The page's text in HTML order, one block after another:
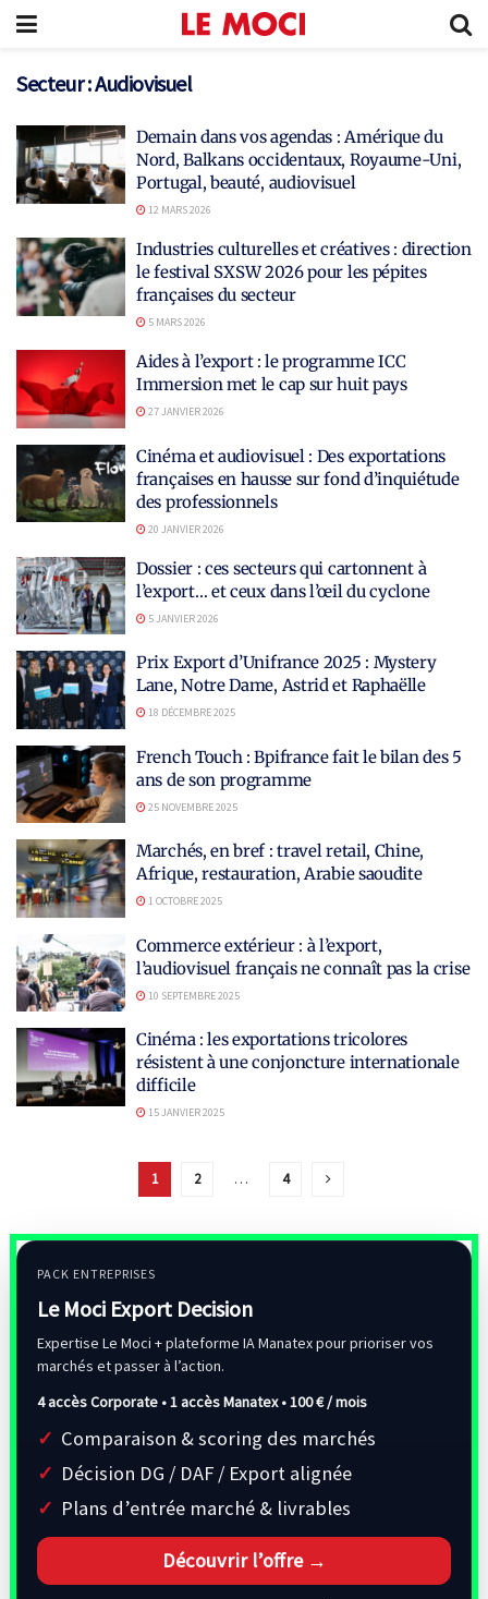
Secteur :Audiovisuel
Demain dans vos agendas : Amérique du
Nord, Balkans occidentaux, Royaume-Uni,
Portugal, beauté, audiovisuel
12 MARS 2026
Industries culturelles et créatives : direction
le festival SXSW 2026 pour les pépites
françaises du secteur
5 MARS 2026
Aides à l’export : le programme ICC
Immersion met le cap sur huit pays
27 JANVIER 2026
Cinéma et audiovisuel : Des exportations
françaises en hausse sur fond d’inquiétude
des professionnels
20 JANVIER 2026
Dossier : ces secteurs qui cartonnent à
l’export… et ceux dans l’œil du cyclone
5 JANVIER 2026
Prix Export d’Unifrance 2025 : Mystery
Lane, Notre Dame, Astrid et Raphaëlle
18 DÉCEMBRE 2025
French Touch : Bpifrance fait le bilan des 5
ans de son programme
25 NOVEMBRE 2025
Marchés, en bref : travel retail, Chine,
Afrique, restauration, Arabie saoudite
1 OCTOBRE 2025
Commerce extérieur : à l’export,
l’audiovisuel français ne connaît pas la crise
10 SEPTEMBRE 2025
Cinéma : les exportations tricolores
résistent à une conjoncture internationale
difficile
15 JANVIER 2025
1 2 … 4
PACK ENTREPRISES
Le Moci Export Decision
Expertise Le Moci + plateforme IA Manatex pour prioriser vos
marchés et passer à l’action.
4 accès Corporate • 1 accès Manatex •100 € / mois
Comparaison & scoring des marchés
Décision DG / DAF / Export alignée
Plans d’entrée marché & livrables
Découvrir l’offre →